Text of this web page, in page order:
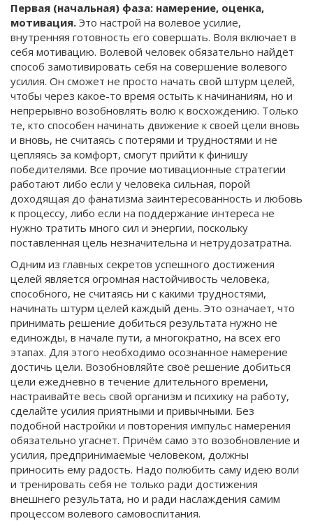
Первая (начальная) фаза: намерение, оценка,
мотивация. Это настрой на волевое усилие,
внутренняя готовность его совершать. Воля включает в
себя мотивацию. Волевой человек обязательно найдёт
способ замотивировать себя на совершение волевого
усилия. Он сможет не просто начать свой штурм целей,
чтобы через какое-то время остыть к начинаниям, но и
непрерывно возобновлять волю к восхождению. Только
те, кто способен начинать движение к своей цели вновь
и вновь, не считаясь с потерями и трудностями и не
цепляясь за комфорт, смогут прийти к финишу
победителями. Все прочие мотивационные стратегии
работают либо если у человека сильная, порой
доходящая до фанатизма заинтересованность и любовь
к процессу, либо если на поддержание интереса не
нужно тратить много сил и энергии, поскольку
поставленная цель незначительна и нетрудозатратна.
Одним из главных секретов успешного достижения
целей является огромная настойчивость человека,
способного, не считаясь ни с какими трудностями,
начинать штурм целей каждый день. Это означает, что
принимать решение добиться результата нужно не
единожды, в начале пути, а многократно, на всех его
этапах. Для этого необходимо осознанное намерение
достичь цели. Возобновляйте своё решение добиться
цели ежедневно в течение длительного времени,
настраивайте весь свой организм и психику на работу,
сделайте усилия приятными и привычными. Без
подобной настройки и повторения импульс намерения
обязательно угаснет. Причём само это возобновление и
усилия, предпринимаемые человеком, должны
приносить ему радость. Надо полюбить саму идею воли
и тренировать себя не только ради достижения
внешнего результата, но и ради наслаждения самим
процессом волевого самовоспитания.